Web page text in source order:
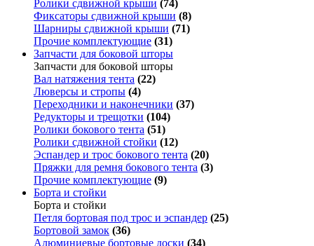
Ролики сдвижной крыши (74)
Фиксаторы сдвижной крыши (8)
Шарниры сдвижной крыши (71)
Прочие комплектующие (31)
Запчасти для боковой шторы
Запчасти для боковой шторы
Вал натяжения тента (22)
Люверсы и стропы (4)
Переходники и наконечники (37)
Редукторы и трещотки (104)
Ролики бокового тента (51)
Ролики сдвижной стойки (12)
Эспандер и трос бокового тента (20)
Пряжки для ремня бокового тента (3)
Прочие комплектующие (9)
Борта и стойки
Борта и стойки
Петля бортовая под трос и эспандер (25)
Бортовой замок (36)
Алюминиевые бортовые доски (34)